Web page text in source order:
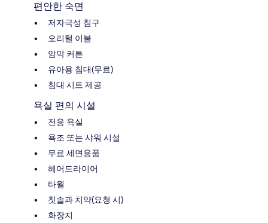
편안한 숙면
저자극성 침구
오리털 이불
암막 커튼
유아용 침대(무료)
침대 시트 제공
욕실 편의 시설
전용 욕실
욕조 또는 샤워 시설
무료 세면용품
헤어드라이어
타월
칫솔과 치약(요청 시)
화장지